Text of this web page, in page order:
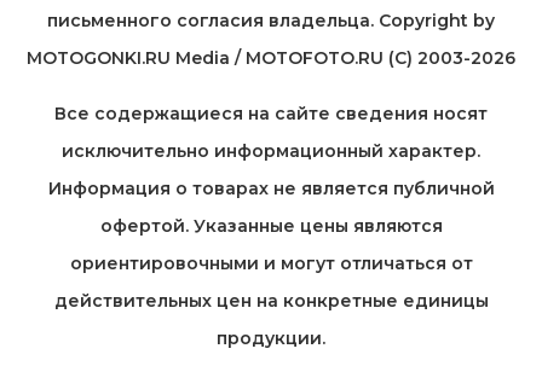
письменного согласия владельца. Copyright by
MOTOGONKI.RU Media / MOTOFOTO.RU (C) 2003-2026
Все содержащиеся на cайте сведения носят
исключительно информационный характер.
Информация о товарах не является публичной
офертой. Указанные цены являются
ориентировочными и могут отличаться от
действительных цен на конкретные единицы
продукции.